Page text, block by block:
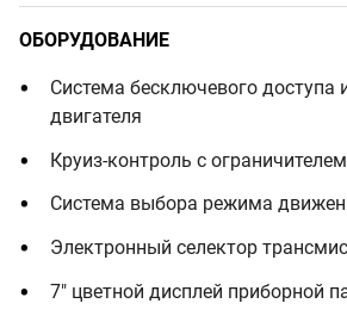
ОБОРУДОВАНИЕ
Система бесключевого доступа
двигателя
Круиз-контроль с
Система выбора режима
Электронный селектор
7" цветной дисплей приборной